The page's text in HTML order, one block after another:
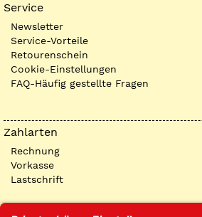
Service
Newsletter
Service-Vorteile
Retourenschein
Cookie-Einstellungen
FAQ-Häufig gestellte Fragen
Zahlarten
Rechnung
Vorkasse
Lastschrift